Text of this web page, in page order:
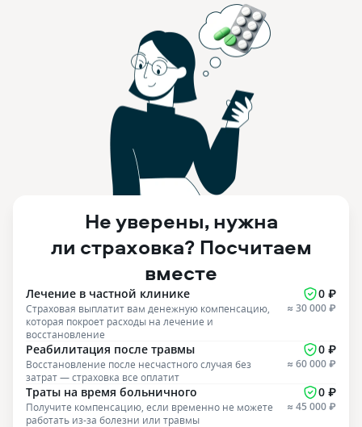
Не уверены, нужна
ли страховка? Посчитаем
вместе
Лечение в частной клинике
Страховая выплатит вам денежную компенсацию,
которая покроет расходы на лечение и
восстановление
0 ₽
≈ 30 000 ₽
Реабилитация после травмы
Восстановление после несчастного случая без
затрат — страховка все оплатит
0 ₽
≈ 60 000 ₽
Траты на время больничного
Получите компенсацию, если временно не можете
работать из-за болезни или травмы
0 ₽
≈ 45 000 ₽